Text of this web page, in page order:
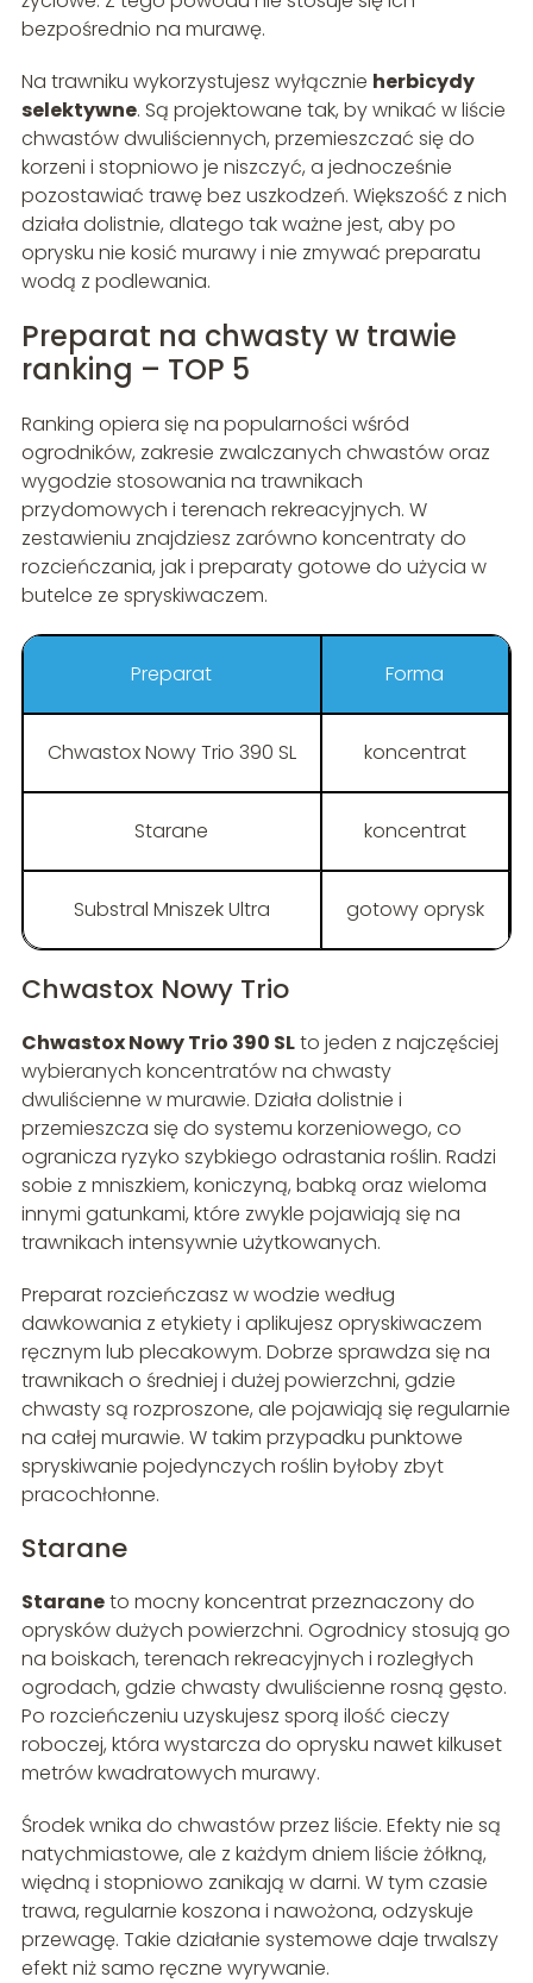
bezpośrednio na murawę.
Na trawniku wykorzystujesz wyłącznie herbicydy
selektywne. Są projektowane tak, by wnikać w liście
chwastów dwuliściennych, przemieszczać się do
korzeni i stopniowo je niszczyć, a jednocześnie
pozostawiać trawę bez uszkodzeń. Większość z nich
działa dolistnie, dlatego tak ważne jest, aby po
oprysku nie kosić murawy i nie zmywać preparatu
wodą z podlewania.
Preparat na chwasty w trawie
ranking – TOP 5
Ranking opiera się na popularności wśród
ogrodników, zakresie zwalczanych chwastów oraz
wygodzie stosowania na trawnikach
przydomowych i terenach rekreacyjnych. W
zestawieniu znajdziesz zarówno koncentraty do
rozcieńczania, jak i preparaty gotowe do użycia w
butelce ze spryskiwaczem.
Preparat Forma
Chwastox Nowy Trio 390 SL koncentrat
Starane koncentrat
Substral Mniszek Ultra gotowy oprysk
Chwastox Nowy Trio
Chwastox Nowy Trio 390 SLto jeden z najczęściej
wybieranych koncentratów na chwasty
dwuliścienne w murawie. Działa dolistnie i
przemieszcza się do systemu korzeniowego, co
ogranicza ryzyko szybkiego odrastania roślin. Radzi
sobie z mniszkiem, koniczyną, babką oraz wieloma
innymi gatunkami, które zwykle pojawiają się na
trawnikach intensywnie użytkowanych.
Preparat rozcieńczasz w wodzie według
dawkowania z etykiety i aplikujesz opryskiwaczem
ręcznym lub plecakowym. Dobrze sprawdza się na
trawnikach o średniej i dużej powierzchni, gdzie
chwasty są rozproszone, ale pojawiają się regularnie
na całej murawie. W takim przypadku punktowe
spryskiwanie pojedynczych roślin byłoby zbyt
pracochłonne.
Starane
Staraneto mocny koncentrat przeznaczony do
oprysków dużych powierzchni. Ogrodnicy stosują go
na boiskach, terenach rekreacyjnych i rozległych
ogrodach, gdzie chwasty dwuliścienne rosną gęsto.
Po rozcieńczeniu uzyskujesz sporą ilość cieczy
roboczej, która wystarcza do oprysku nawet kilkuset
metrów kwadratowych murawy.
Środek wnika do chwastów przez liście. Efekty nie są
natychmiastowe, ale z każdym dniem liście żółkną,
więdną i stopniowo zanikają w darni. W tym czasie
trawa, regularnie koszona i nawożona, odzyskuje
przewagę. Takie działanie systemowe daje trwalszy
efekt niż samo ręczne wyrywanie.